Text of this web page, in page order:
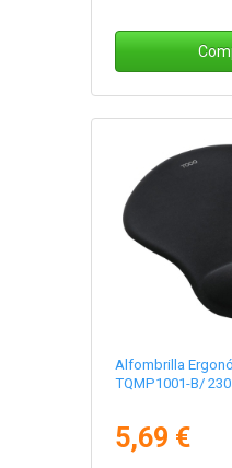
Alfombrilla
TQMP1001-B/
5,69 €